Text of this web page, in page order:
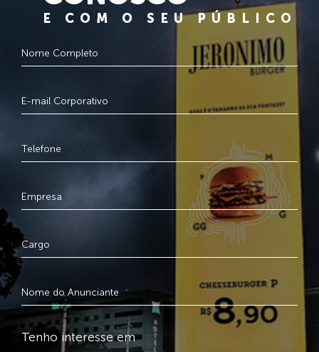
E COM O SEU PÚBLICO
Tenho interesse em